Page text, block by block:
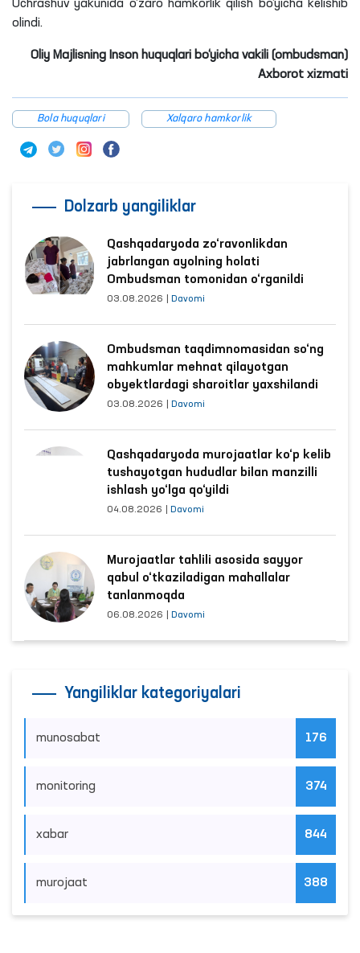
Uchrashuv yakunida o‘zaro hamkorlik qilish bo‘yicha kelishib
olindi.
Oliy Majlisning Inson huquqlari bo‘yicha vakili (ombudsman)
Axborot xizmati
Bola huquqlari Xalqaro hamkorlik
Dolzarb yangiliklar
Qashqadaryoda zo‘ravonlikdan
jabrlangan ayolning holati
Ombudsman tomonidan o‘rganildi
03.08.2026 Davomi
Ombudsman taqdimnomasidan so‘ng
mahkumlar mehnat qilayotgan
obyektlardagi sharoitlar yaxshilandi
03.08.2026 Davomi
Qashqadaryoda murojaatlar ko‘p kelib
tushayotgan hududlar bilan manzilli
ishlash yo‘lga qo‘yildi
04.08.2026 Davomi
Murojaatlar tahlili asosida sayyor
qabul o‘tkaziladigan mahallalar
tanlanmoqda
06.08.2026 Davomi
Yangiliklar kategoriyalari
munosabat 176
monitoring 374
xabar 844
murojaat 388